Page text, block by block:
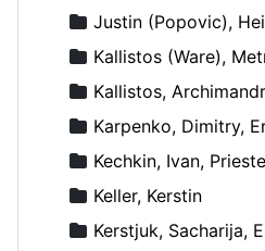
Justin (Popovic),
Kallistos (Ware),
Kallistos,
Karpenko, Dimitry,
Kechkin, Ivan,
Keller, Kerstin
Kerstjuk, Sacharija,